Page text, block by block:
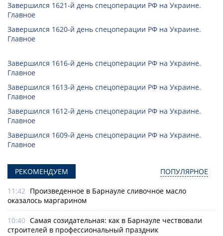
Завершился 1621-й день спецоперации РФ на Украине.
Главное
Завершился 1620-й день спецоперации РФ на Украине.
Главное
Завершился 1616-й день спецоперации РФ на Украине.
Главное
Завершился 1613-й день спецоперации РФ на Украине.
Главное
Завершился 1612-й день спецоперации РФ на Украине.
Главное
Завершился 1609-й день спецоперации РФ на Украине.
Главное
РЕКОМЕНДУЕМ ПОПУЛЯРНОЕ
11:42 Произведенное в Барнауле сливочное масло
оказалось маргарином
10:40 Самая созидательная: как в Барнауле чествовали
строителей в профессиональный праздник